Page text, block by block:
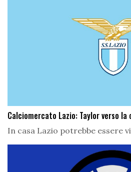
Calciomercato Lazio: Taylor verso la
In casa Lazio potrebbe essere